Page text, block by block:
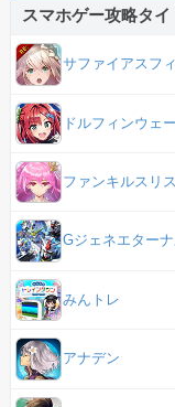
スマホゲー攻略タ
サファイアスフ
ドルフィンウェ
ファンキルスリ
Gジェネエター
みんトレ
アナデン